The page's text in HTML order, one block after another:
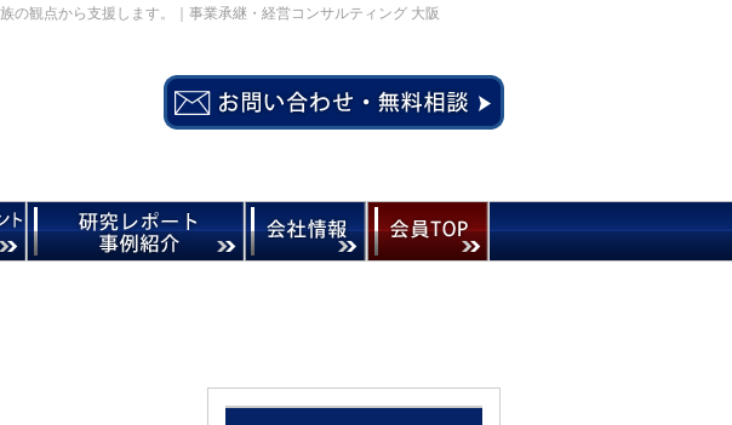
の観点から支援します。｜事業承継・経営コンサルティング 大阪